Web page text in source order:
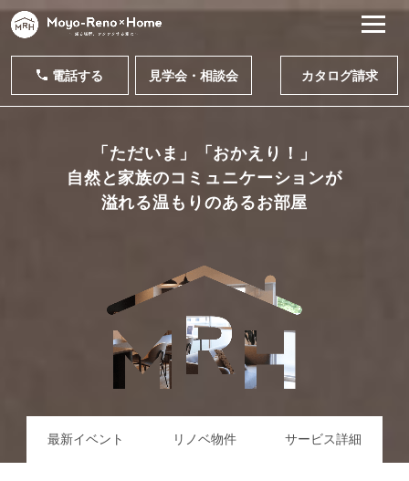
電話する 見学会・相談会 カタログ請求
「ただいま」「おかえり！」
自然と家族のコミュニケーションが
溢れる温もりのあるお部屋
最新イベント リノベ物件 サービス詳細